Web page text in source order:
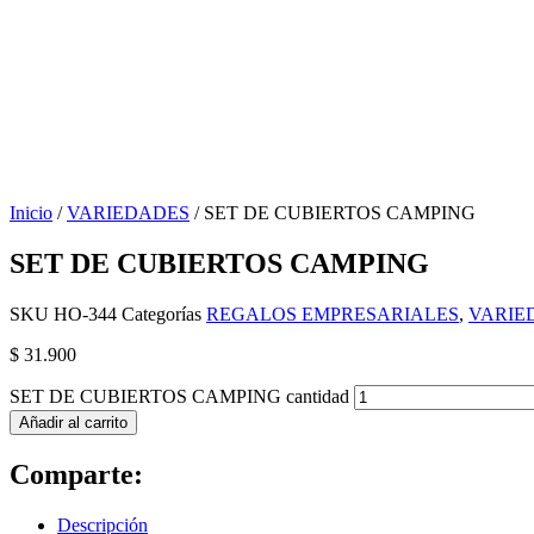
Inicio /VARIEDADES / SET DE CUBIERTOS CAMPING
SET DE CUBIERTOS CAMPING
SKU HO-344 Categorías REGALOS EMPRESARIALES,
$ 31.900
SET DE CUBIERTOS CAMPING cantidad
Añadir al carrito
Comparte:
Descripción